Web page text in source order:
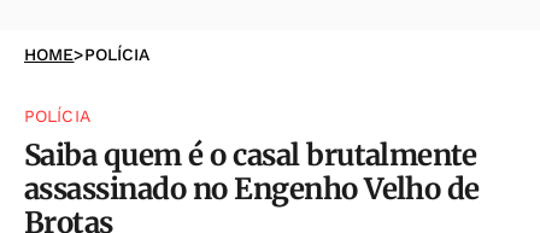
HOME>POLÍCIA
POLÍCIA
Saiba quem é o casal brutalmente
assassinado no Engenho Velho de
Brotas